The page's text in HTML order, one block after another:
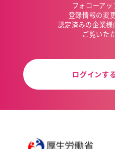
フォローア
登録情報の変
認定済みの企業
ご覧いた
ログインす